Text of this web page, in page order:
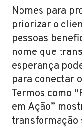
Nomes para
priorizar o
pessoas
nome que
esperança
para conectar
Termos como
em Ação”
transformação